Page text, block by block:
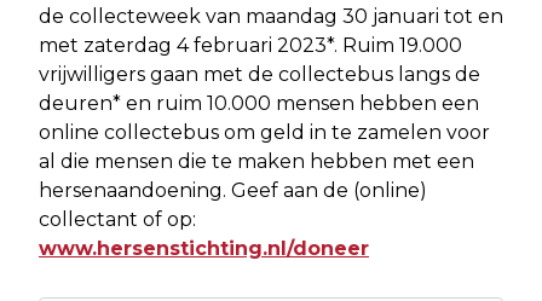
de collecteweek van maandag 30 januari tot en
met zaterdag 4 februari 2023*. Ruim 19.000
vrijwilligers gaan met de collectebus langs de
deuren* en ruim 10.000 mensen hebben een
online collectebus om geld in te zamelen voor
al die mensen die te maken hebben met een
hersenaandoening. Geef aan de (online)
collectant of op:
www.hersenstichting.nl/doneer